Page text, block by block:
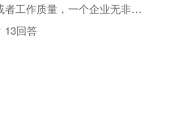
工作质量，一个企业无非提
企业当提供iso三体系认证
13回答